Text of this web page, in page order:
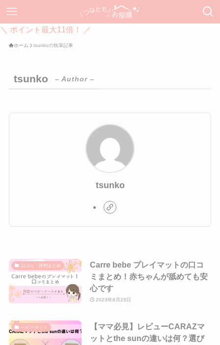
＼ ポイント最大11倍！ ／
ホーム tsunkoの執筆記事
tsunko – Author –
tsunko
口コミ・評判まとめ
Carre bebe プレイマットの口コ
ミまとめ！赤ちゃんが舐めても安
心です
2023年8月23日
ベビーマット
【ママ必見】レビューCARAZマ
ットとthe sunの違いは何？選び